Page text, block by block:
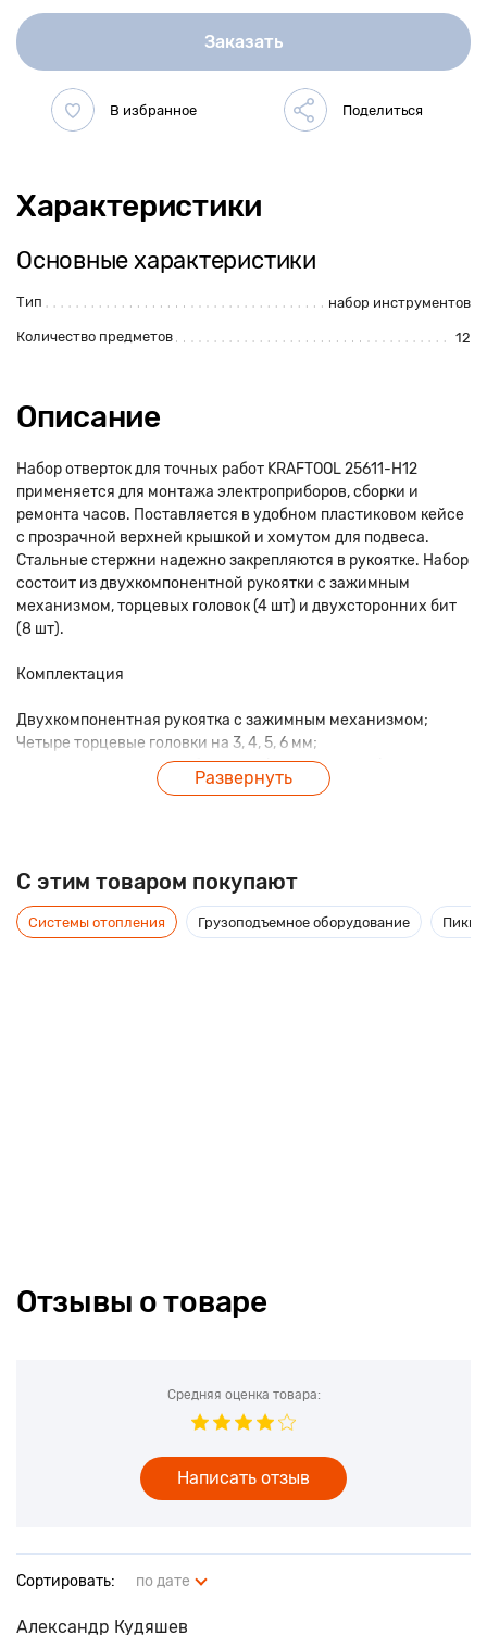
Заказать
Характеристики
Основные характеристики
Тип набор инструментов
Количество предметов 12
Описание
Набор отверток для точных работ KRAFTOOL 25611-H12
применяется для монтажа электроприборов, сборки и
ремонта часов. Поставляется в удобном пластиковом кейсе
с прозрачной верхней крышкой и хомутом для подвеса.
Стальные стержни надежно закрепляются в рукоятке. Набор
состоит из двухкомпонентной рукоятки с зажимным
механизмом, торцевых головок (4 шт) и двухсторонних бит
(8 шт).
Комплектация
Двухкомпонентная рукоятка с зажимным механизмом;
Четыре торцевые головки на 3, 4, 5, 6 мм;
Восемь двухсторонних бит: SL1,5/PH №000, SL2/PH №00,
SL3,0/PH №0, SL4,0/PH №1, TORX: T5/Т6, Т7/T8, Т9/Т10, Т15/
Развернуть
C этим товаром покупают
Системы отопления Грузоподъемное оборудование
Отзывы о товаре
Сортировать: по дате
Александр Кудяшев
Средняя оценка товара:
Написать отзыв